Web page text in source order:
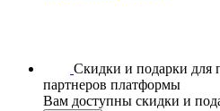
Скидки и подарки для
партнеров платформы
Вам доступны скидки и